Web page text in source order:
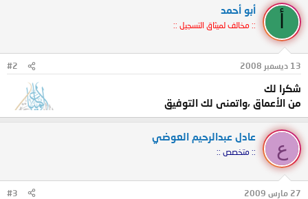
أبو أحمد
:: مخالف لميثاق التسجيل ::
13 ديسمبر 2008 #2
شكرا لك
من الأعماق ،واتمنى لك التوفيق
ع
عادل عبدالرحيم العوضي
:: متخصص ::
27 مارس 2009 #3